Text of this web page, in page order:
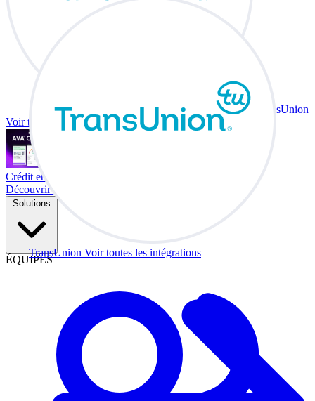
TransUnion Voir toutes les intégrations
TransUnion
Voir toutes les intégrations
Crédit et échange à votre bureau.
Découvrir Co-Driver
Solutions
ÉQUIPES